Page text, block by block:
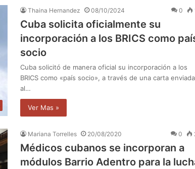
Thaina Hernandez 08/10/2024 0
Cuba solicita oficialmente su
incorporación a los BRICS como
socio
Cuba solicitó de manera oficial su incorporación a los
BRICS como «país socio», a través de una carta enviada
al…
Ver Mas »
Mariana Torrelles 20/08/2020 0
Médicos cubanos se incorporan a
módulos Barrio Adentro para la